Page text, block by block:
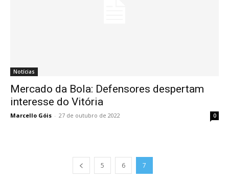
Notícias
Mercado da Bola: Defensores despertam
interesse do Vitória
Marcello Góis - 27 de outubro de 2022 0
5 6 7